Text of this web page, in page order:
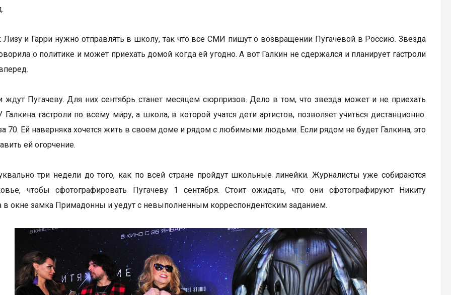
и Гарри нужно отправлять в школу, так что все СМИ пишут о возвращении Пугачевой в Россию. Звезда
о политике и может приехать домой когда ей угодно. А вот Галкин не сдержался и планирует гастроли
ждут Пугачеву. Для них сентябрь станет месяцем сюрпризов. Дело в том, что звезда может и не приехать
гастроли по всему миру, а школа, в которой учатся дети артистов, позволяет учиться дистанционно.
70. Ей наверняка хочется жить в своем доме и рядом с любимыми людьми. Если рядом не будет Галкина, это
ей огорчение.
три недели до того, как по всей стране пройдут школьные линейки. Журналисты уже собираются
чтобы сфотографировать Пугачеву 1 сентября. Стоит ожидать, что они сфотографируют Никиту
в окне замка Примадонны и уедут с невыполненным корреспондентским заданием.